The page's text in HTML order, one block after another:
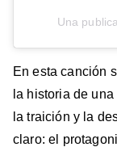
Una
En esta canción
la historia de
la traición y la
claro: el